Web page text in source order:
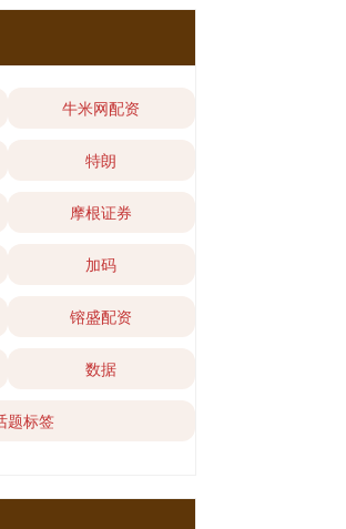
牛米网配资
特朗
摩根证券
加码
镕盛配资
数据
题标签